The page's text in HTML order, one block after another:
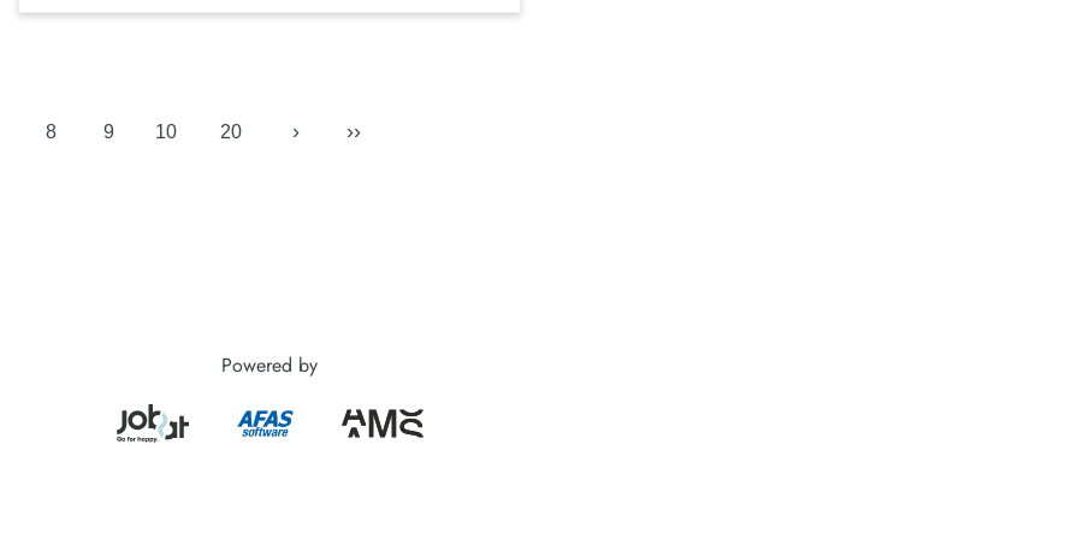
8 9 10 20 › ››
Powered by